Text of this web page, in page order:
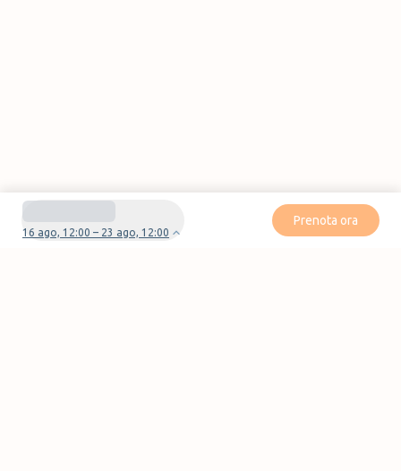
16 ago, 12:00 – 23 ago, 12:00
Prenota ora